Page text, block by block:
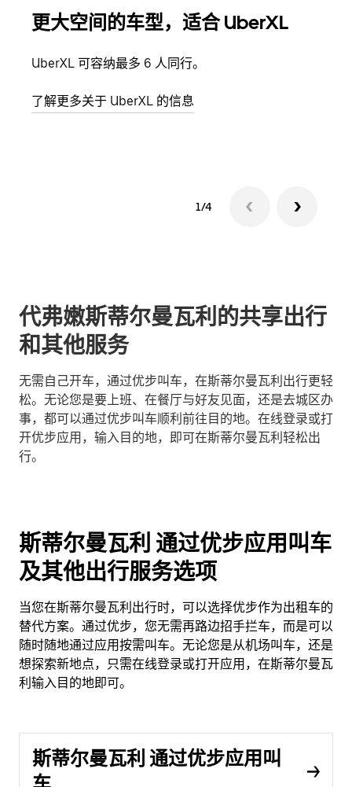
更大空间的车型，适合 UberXL
UberXL 可容纳最多 6 人同行。
了解更多关于 UberXL 的信息
1/4
代弗嫩斯蒂尔曼瓦利的共享出行
和其他服务
无需自己开车，通过优步叫车，在斯蒂尔曼瓦利出行更轻
松。无论您是要上班、在餐厅与好友见面，还是去城区办
事，都可以通过优步叫车顺利前往目的地。在线登录或打
开优步应用，输入目的地，即可在斯蒂尔曼瓦利轻松出
行。
斯蒂尔曼瓦利 通过优步应用叫车
及其他出行服务选项
当您在斯蒂尔曼瓦利出行时，可以选择优步作为出租车的
替代方案。通过优步，您无需再路边招手拦车，而是可以
随时随地通过应用按需叫车。无论您是从机场叫车，还是
想探索新地点，只需在线登录或打开应用，在斯蒂尔曼瓦
利输入目的地即可。
斯蒂尔曼瓦利 通过优步应用叫